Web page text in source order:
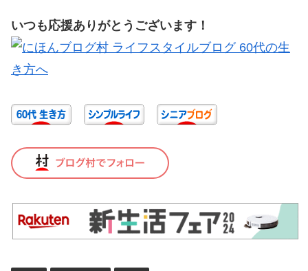
いつも応援ありがとうございます！